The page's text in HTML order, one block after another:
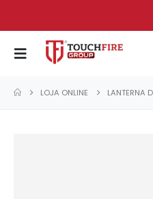
LOJA ONLINE LANTERNA